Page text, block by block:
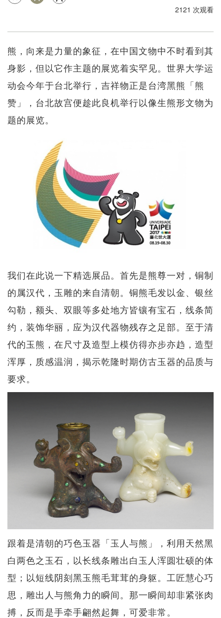
2121 次观看
熊，向来是力量的象征，在中国文物中不时看到其
身影，但以它作主题的展览着实罕见。世界大学运
动会今年于台北举行，吉祥物正是台湾黑熊「熊
赞」，台北故宫便趁此良机举行以像生熊形文物为
题的展览。
我们在此说一下精选展品。首先是熊尊一对，铜制
的属汉代，玉雕的来自清朝。铜熊毛发以金、银丝
勾勒，额头、双眼等多处地方皆镶有宝石，线条简
约，装饰华丽，应为汉代器物残存之足部。至于清
代的玉熊，在尺寸及造型上模仿得亦步亦趋，造型
浑厚，质感温润，揭示乾隆时期仿古玉器的品质与
要求。
跟着是清朝的巧色玉器「玉人与熊」，利用天然黑
白两色之玉石，以长线条雕出白玉人浑圆壮硕的体
型；以短线阴刻黑玉熊毛茸茸的身躯。工匠慧心巧
思，雕出人与熊角力的瞬间。那一瞬间却非紧张肉
搏，反而是手牵手翩然起舞，可爱非常。